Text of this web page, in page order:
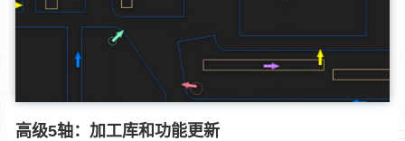
高级5轴：加工库和功能更新